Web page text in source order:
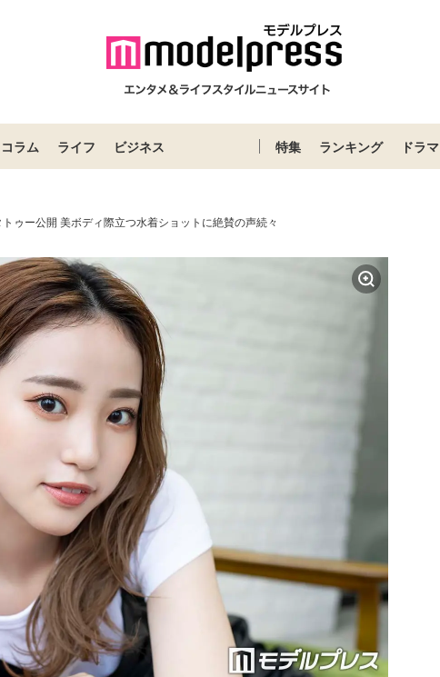
コラム ライフ ビジネス 特集 ランキング ドラマ
ゥー公開 美ボディ際立つ水着ショットに絶賛の声続々